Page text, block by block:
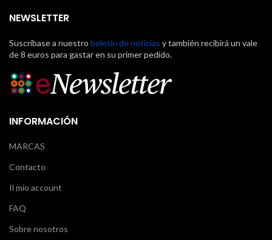
NEWSLETTER
Suscríbase a nuestro boletín de noticias y también recibirá un vale
de 8 euros para gastar en su primer pedido.
INFORMACIÓN
MARCAS
Contacto
Il mio account
FAQ
Sobre nosotros